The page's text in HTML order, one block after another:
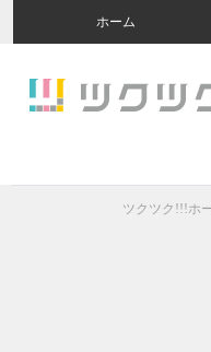
ホーム
ツクツク!!!ホ